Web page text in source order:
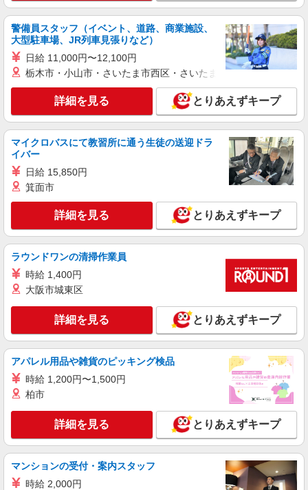
警備員スタッフ（イベント、道路、商業施設、
大型駐車場、JR列車見張りなど）
日給 11,000円〜12,100円
栃木市・小山市・さいたま市西区・さいたま市岩槻区・久喜市・
詳細を見る とりあえずキープ
マイクロバスにて教習所に通う生徒の送迎ドラ
イバー
日給 15,850円
箕面市
詳細を見る とりあえずキープ
ラウンドワンの清掃作業員
時給 1,400円
大阪市城東区
詳細を見る とりあえずキープ
アパレル用品や雑貨のピッキング検品
時給 1,200円〜1,500円
柏市
詳細を見る とりあえずキープ
マンションの受付・案内スタッフ
時給 2,000円